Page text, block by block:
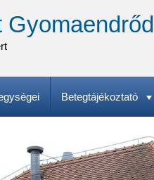
Betegtájékoztató